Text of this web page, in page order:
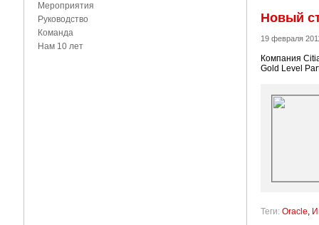
Мероприятия
Руководство
Команда
Нам 10 лет
Новый
19 февраля
Компания
Gold Level
Теги: Oracle,